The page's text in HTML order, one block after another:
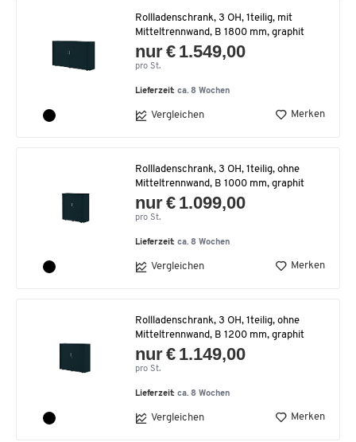
Rollladenschrank, 3 OH, 1teilig, mit
Mitteltrennwand, B 1800 mm, graphit
nur € 1.549,00
pro St.
Lieferzeit:ca. 8 Wochen
Vergleichen Merken
Rollladenschrank, 3 OH, 1teilig, ohne
Mitteltrennwand, B 1000 mm, graphit
nur € 1.099,00
pro St.
Lieferzeit:ca. 8 Wochen
Vergleichen Merken
Rollladenschrank, 3 OH, 1teilig, ohne
Mitteltrennwand, B 1200 mm, graphit
nur € 1.149,00
pro St.
Lieferzeit:ca. 8 Wochen
Vergleichen Merken